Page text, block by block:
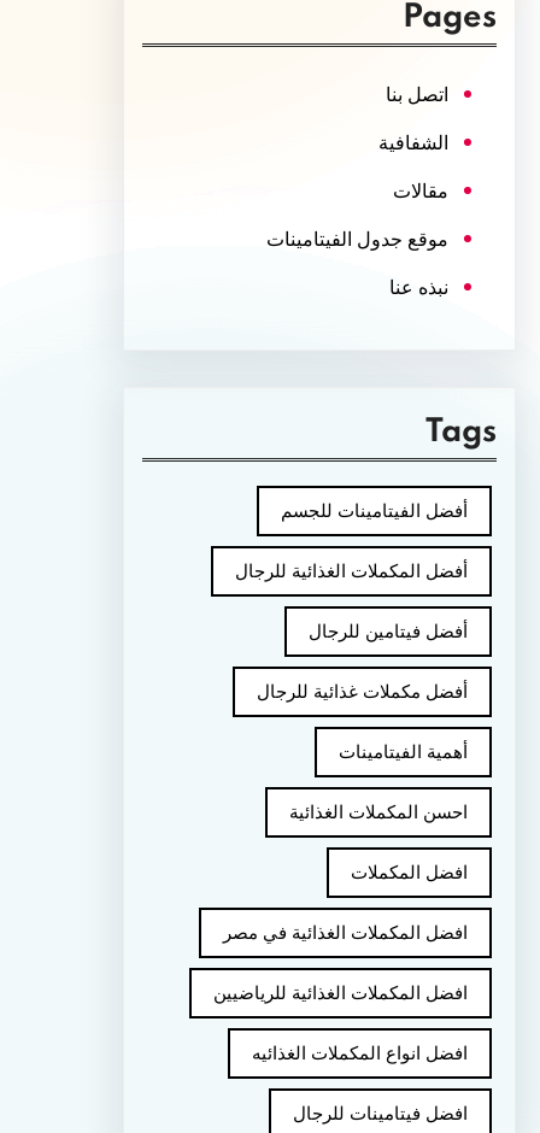
Pages
اتصل بنا
الشفافية
مقالات
موقع جدول الفيتامينات
نبذه عنا
Tags
أفضل الفيتامينات للجسم
أفضل المكملات الغذائية للرجال
أفضل فيتامين للرجال
أفضل مكملات غذائية للرجال
أهمية الفيتامينات
احسن المكملات الغذائية
افضل المكملات
افضل المكملات الغذائية في مصر
افضل المكملات الغذائية للرياضيين
افضل انواع المكملات الغذائيه
افضل فيتامينات للرجال